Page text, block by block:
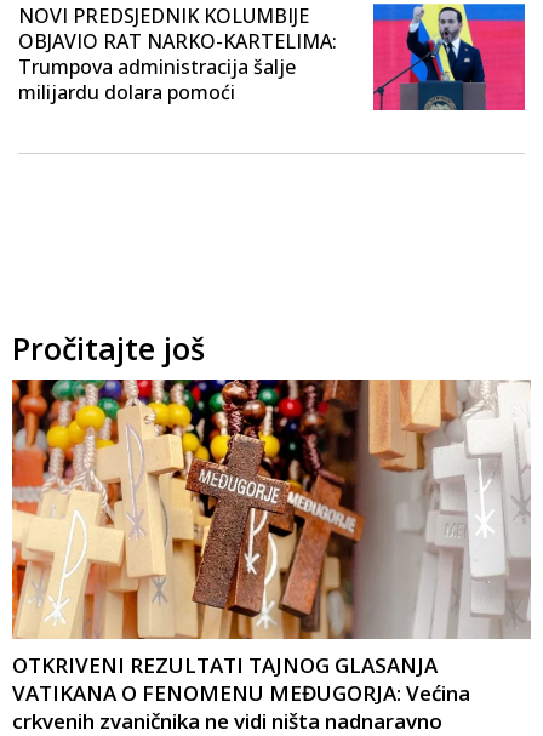
NOVI PREDSJEDNIK KOLUMBIJE
OBJAVIO RAT NARKO-KARTELIMA:
Trumpova administracija šalje
milijardu dolara pomoći
Pročitajte još
OTKRIVENI REZULTATI TAJNOG GLASANJA
VATIKANA O FENOMENU MEĐUGORJA: Većina
crkvenih zvaničnika ne vidi ništa nadnaravno